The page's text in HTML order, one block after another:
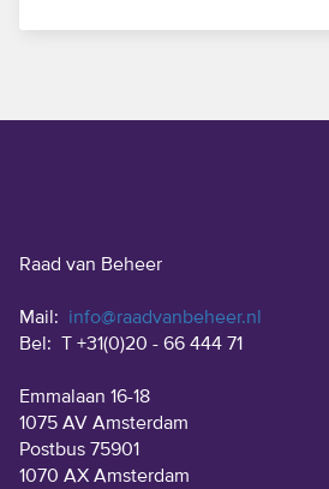
Raad van Beheer
Mail: info@raadvanbeheer.nl
Bel:
T +31(0)20 - 66 444 71
Emmalaan 16-18
1075 AV Amsterdam
Postbus 75901
1070 AX Amsterdam